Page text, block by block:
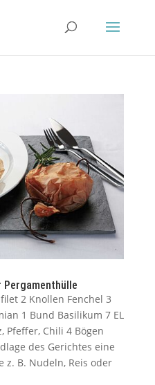
Pergamenthülle
2 Knollen Fenchel 3
1 Bund Basilikum 7 EL
Pfeffer, Chili 4 Bögen
des Gerichtes eine
z. B. Nudeln, Reis oder